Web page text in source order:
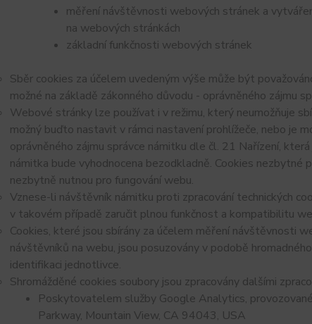
měření návštěvnosti webových stránek a
na webových stránkách
základní funkčnosti webových stránek
Sběr cookies za účelem uvedeným výše může být
možné na základě zákonného důvodu - oprávněného zájmu
Webové stránky lze používat i v režimu, který neumožňuje
možný buďto nastavit v rámci nastavení prohlížeče, nebo je
oprávněného zájmu správce námitku dle čl. 21 Nařízení,
námitka bude vyhodnocena bezodkladně. Cookies nezbytné
nezbytně nutnou pro fungování webu.
Vznese-li návštěvník námitku proti zpracování technických
v takovém případě zaručit plnou funkčnost a kompatibilitu
Cookies, které jsou sbírány za účelem měření návštěvnosti
návštěvníků na webu, jsou posuzovány v podobě
identifikaci jednotlivce.
Shromážděné cookies soubory jsou zpracovány dalšími
Poskytovatelem služby Google Analytics,
Parkway, Mountain View, CA 94043, USA